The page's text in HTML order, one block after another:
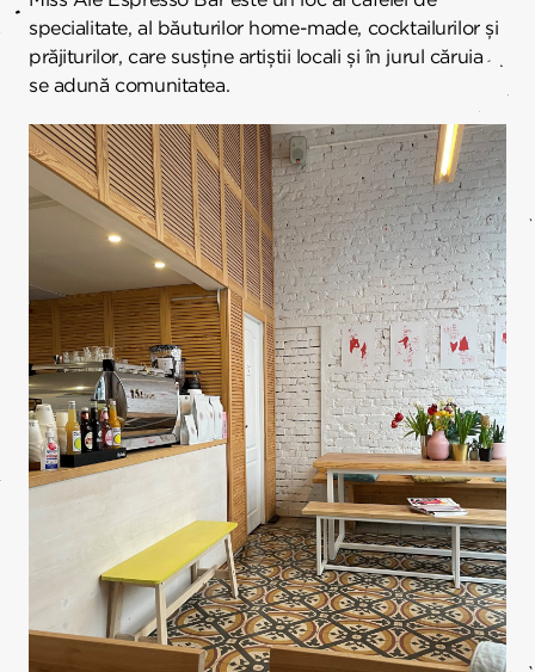
specialitate, al băuturilor home-made, cocktailurilor și
prăjiturilor, care susține artiștii locali și în jurul căruia
se adună comunitatea.